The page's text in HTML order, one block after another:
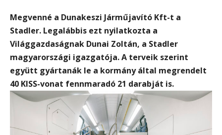
Megvenné a Dunakeszi Járműjavító Kft-t a
Stadler. Legalábbis ezt nyilatkozta a
Világgazdaságnak Dunai Zoltán, a Stadler
magyarországi igazgatója. A terveik szerint
együtt gyártanák le a kormány által megrendelt
40 KISS-vonat fennmaradó 21 darabját is.